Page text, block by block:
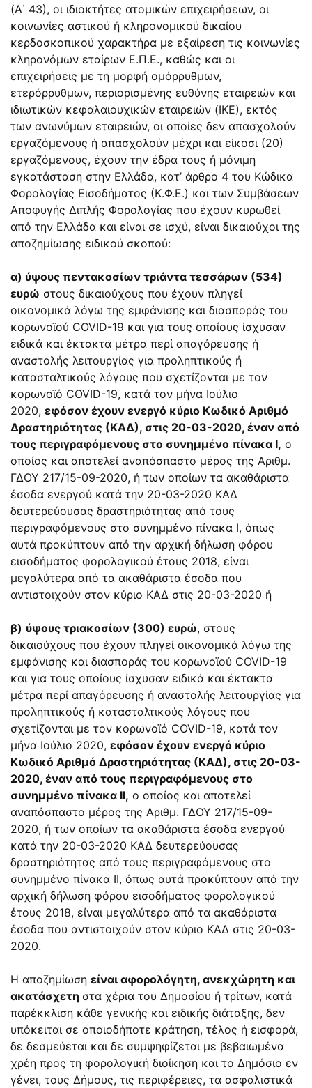
(Α΄ 43), οι ιδιοκτήτες ατομικών επιχειρήσεων, οι
κοινωνίες αστικού ή κληρονομικού δικαίου
κερδοσκοπικού χαρακτήρα με εξαίρεση τις κοινωνίες
κληρονόμων εταίρων Ε.Π.Ε., καθώς και οι
επιχειρήσεις με τη μορφή ομόρρυθμων,
ετερόρρυθμων, περιορισμένης ευθύνης εταιρειών και
ιδιωτικών κεφαλαιουχικών εταιρειών (ΙΚΕ), εκτός
των ανωνύμων εταιρειών, οι οποίες δεν απασχολούν
εργαζόμενους ή απασχολούν μέχρι και είκοσι (20)
εργαζόμενους, έχουν την έδρα τους ή μόνιμη
εγκατάσταση στην Ελλάδα, κατ’ άρθρο 4 του Κώδικα
Φορολογίας Εισοδήματος (Κ.Φ.Ε.) και των Συμβάσεων
Αποφυγής Διπλής Φορολογίας που έχουν κυρωθεί
από την Ελλάδα και είναι σε ισχύ, είναι δικαιούχοι της
αποζημίωσης ειδικού σκοπού:
α) ύψους πεντακοσίων τριάντα τεσσάρων (534)
ευρώ στους δικαιούχους που έχουν πληγεί
οικονομικά λόγω της εμφάνισης και διασποράς του
κορωνοϊού COVID-19 και για τους οποίους ίσχυσαν
ειδικά και έκτακτα μέτρα περί απαγόρευσης ή
αναστολής λειτουργίας για προληπτικούς ή
κατασταλτικούς λόγους που σχετίζονται με τον
κορωνοϊό COVID-19, κατά τον μήνα Ιούλιο
2020, εφόσον έχουν ενεργό κύριο Κωδικό Αριθμό
Δραστηριότητας (ΚΑΔ), στις 20-03-2020, έναν από
τους περιγραφόμενους στο συνημμένο πίνακα Ι, ο
οποίος και αποτελεί αναπόσπαστο μέρος της Αριθμ.
ΓΔΟΥ 217/15-09-2020, ή των οποίων τα ακαθάριστα
έσοδα ενεργού κατά την 20-03-2020 ΚΑΔ
δευτερεύουσας δραστηριότητας από τους
περιγραφόμενους στο συνημμένο πίνακα Ι, όπως
αυτά προκύπτουν από την αρχική δήλωση φόρου
εισοδήματος φορολογικού έτους 2018, είναι
μεγαλύτερα από τα ακαθάριστα έσοδα που
αντιστοιχούν στον κύριο ΚΑΔ στις 20-03-2020 ή
β) ύψους τριακοσίων (300) ευρώ, στους
δικαιούχους που έχουν πληγεί οικονομικά λόγω της
εμφάνισης και διασποράς του κορωνοϊού COVID-19
και για τους οποίους ίσχυσαν ειδικά και έκτακτα
μέτρα περί απαγόρευσης ή αναστολής λειτουργίας για
προληπτικούς ή κατασταλτικούς λόγους που
σχετίζονται με τον κορωνοϊό COVID-19, κατά τον
μήνα Ιούλιο 2020, εφόσον έχουν ενεργό κύριο
Κωδικό Αριθμό Δραστηριότητας (ΚΑΔ), στις 20-03-
2020, έναν από τους περιγραφόμενους στο
συνημμένο πίνακα ΙΙ, ο οποίος και αποτελεί
αναπόσπαστο μέρος της Αριθμ. ΓΔΟΥ 217/15-09-
2020, ή των οποίων τα ακαθάριστα έσοδα ενεργού
κατά την 20-03-2020 ΚΑΔ δευτερεύουσας
δραστηριότητας από τους περιγραφόμενους στο
συνημμένο πίνακα ΙΙ, όπως αυτά προκύπτουν από την
αρχική δήλωση φόρου εισοδήματος φορολογικού
έτους 2018, είναι μεγαλύτερα από τα ακαθάριστα
έσοδα που αντιστοιχούν στον κύριο ΚΑΔ στις 20-03-
2020.
Η αποζημίωση είναι αφορολόγητη, ανεκχώρητη και
ακατάσχετη στα χέρια του Δημοσίου ή τρίτων, κατά
παρέκκλιση κάθε γενικής και ειδικής διάταξης, δεν
υπόκειται σε οποιοδήποτε κράτηση, τέλος ή εισφορά,
δε δεσμεύεται και δε συμψηφίζεται με βεβαιωμένα
χρέη προς τη φορολογική διοίκηση και το Δημόσιο εν
γένει, τους Δήμους, τις περιφέρειες, τα ασφαλιστικά